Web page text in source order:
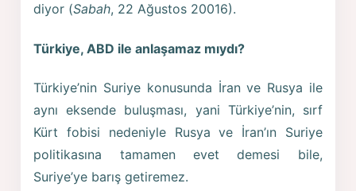
diyor (Sabah, 22 Ağustos 20016).
Türkiye, ABD ile anlaşamaz mıydı?
Türkiye’nin Suriye konusunda İran ve Rusya ile
aynı eksende buluşması, yani Türkiye’nin, sırf
Kürt fobisi nedeniyle Rusya ve İran’ın Suriye
politikasına tamamen evet demesi bile,
Suriye’ye barış getiremez.